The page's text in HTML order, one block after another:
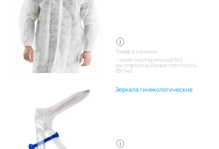
Товар в наличии:
халат нестерильный 140
см,спандонд белые плотность
25г/м2
Зеркала гинекологические